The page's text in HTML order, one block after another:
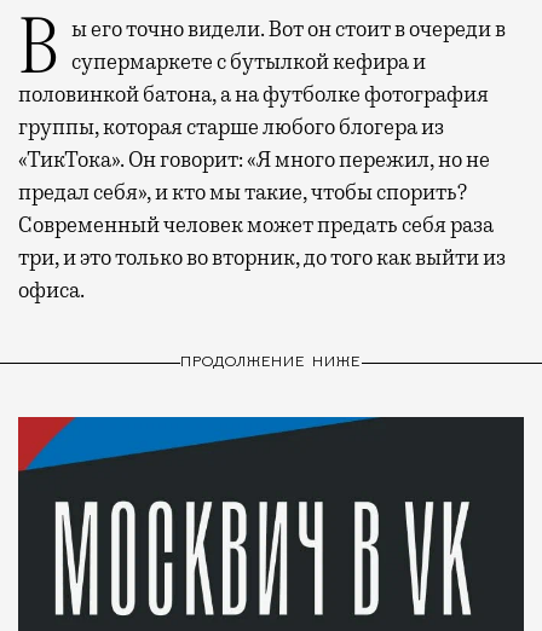
Вы его точно видели. Вот он стоит в очереди в супермаркете с бутылкой кефира и
половинкой батона, а на футболке фотография
группы, которая старше любого блогера из
«ТикТока». Он говорит: «Я много пережил, но не
предал себя», и кто мы такие, чтобы спорить?
Современный человек может предать себя раза
три, и это только во вторник, до того как выйти из
офиса.
ПРОДОЛЖЕНИЕ НИЖЕ